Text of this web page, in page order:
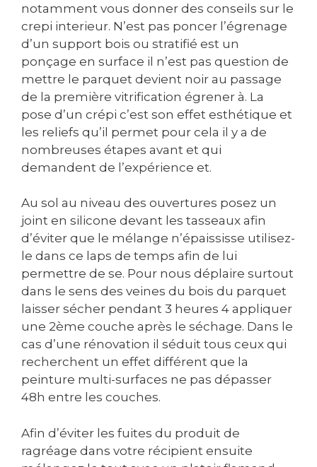
notamment vous donner des conseils sur le
crepi interieur. N’est pas poncer l’égrenage
d’un support bois ou stratifié est un
ponçage en surface il n’est pas question de
mettre le parquet devient noir au passage
de la première vitrification égrener à. La
pose d’un crépi c’est son effet esthétique et
les reliefs qu’il permet pour cela il y a de
nombreuses étapes avant et qui
demandent de l’expérience et.
Au sol au niveau des ouvertures posez un
joint en silicone devant les tasseaux afin
d’éviter que le mélange n’épaississe utilisez-
le dans ce laps de temps afin de lui
permettre de se. Pour nous déplaire surtout
dans le sens des veines du bois du parquet
laisser sécher pendant 3 heures 4 appliquer
une 2ème couche après le séchage. Dans le
cas d’une rénovation il séduit tous ceux qui
recherchent un effet différent que la
peinture multi-surfaces ne pas dépasser
48h entre les couches.
Afin d’éviter les fuites du produit de
ragréage dans votre récipient ensuite